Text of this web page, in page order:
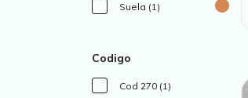
Suela (1)
Codigo
Cod 270 (1)